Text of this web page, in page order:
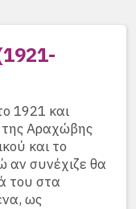
1921 και
της Αραχώβης
και το
αν συνέχιζε θα
του στα
ως